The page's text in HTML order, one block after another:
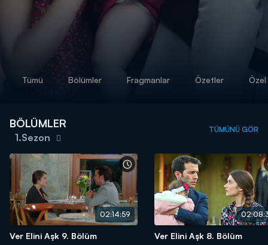
Tümü Bölümler Fragmanlar Özetler
BÖLÜMLER
1.Sezon
TÜMÜNÜ GÖR
02:14:59
Ver Elini Aşk 9. Bölüm Ver Elini Aşk 8. Bölüm